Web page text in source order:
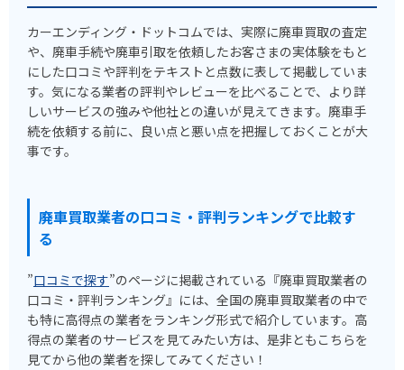
カーエンディング・ドットコムでは、実際に廃車買取の査定
や、廃車手続や廃車引取を依頼したお客さまの実体験をもと
にした口コミや評判をテキストと点数に表して掲載していま
す。気になる業者の評判やレビューを比べることで、より詳
しいサービスの強みや他社との違いが見えてきます。廃車手
続を依頼する前に、良い点と悪い点を把握しておくことが大
事です。
廃車買取業者の口コミ・評判ランキングで比較す
る
”口コミで探す”のページに掲載されている『廃車買取業者の
口コミ・評判ランキング』には、全国の廃車買取業者の中で
も特に高得点の業者をランキング形式で紹介しています。高
得点の業者のサービスを見てみたい方は、是非ともこちらを
見てから他の業者を探してみてください！